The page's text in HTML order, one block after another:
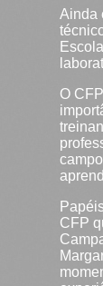
Ainda
O
CFP